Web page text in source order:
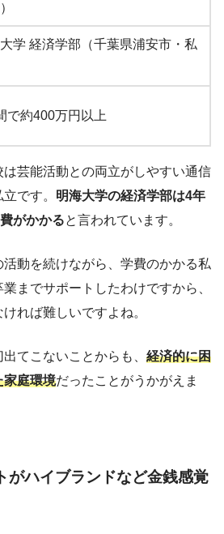
学 経済学部（千葉県浦安市・私
で約400万円以上
芸能活動との両立がしやすい通信
です。 明海大学の経済学部は4年
がかかると言われています。
活動を続けながら、学費のかかる私
までサポートしたわけですから、
れば難しいですよね。
てこないことからも、 経済的に困
家庭環境だったことがうかがえま
がハイブランドなど金銭感覚